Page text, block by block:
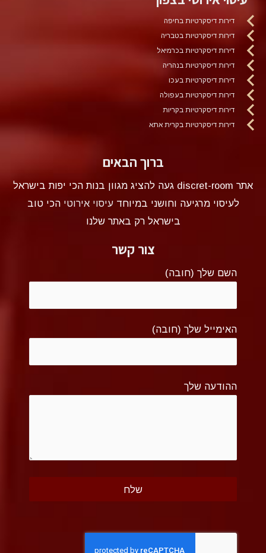
דירות דיסקרטיות בחיפה
דירות דיסקרטיות בטבריה
דירות דיסקרטיות בכרמיאל
דירות דיסקרטיות בנהריה
דירות דיסקרטיות בעכו
דירות דיסקרטיות בעפולה
דירות דיסקרטיות בקריות
דירות דיסקרטיות בקרית אתא
ברוך הבאים
אתר discret-room געה להציג מגוון בנות הכי יפות בישראל
לעיסוי מרגיעה וחושני במיוחדעיסוי אירוטי הכי טוב
בישראל רק באתר שלנו
צור קשר
השם שלך (חובה)
האימייל שלך (חובה)
ההודעה שלך